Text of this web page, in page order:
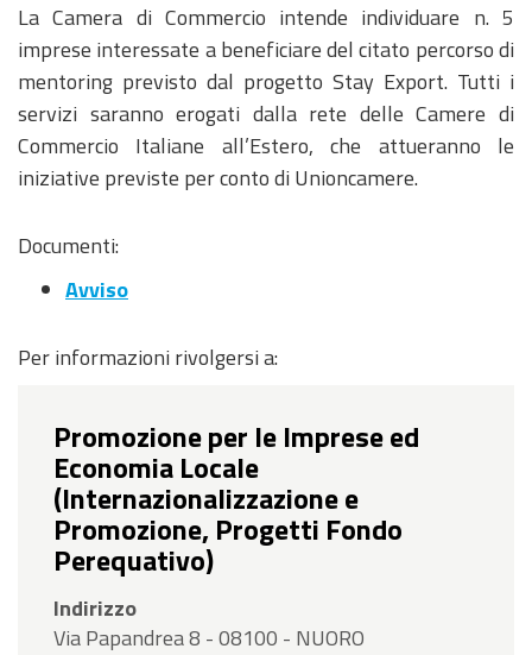
La Camera di Commercio intende individuare n. 5
imprese interessate a beneficiare del citato percorso di
mentoring previsto dal progetto Stay Export. Tutti i
servizi saranno erogati dalla rete delle Camere di
Commercio Italiane all’Estero, che attueranno le
iniziative previste per conto di Unioncamere.
Documenti:
Avviso
Per informazioni rivolgersi a:
Promozione per le Imprese ed
Economia Locale
(Internazionalizzazione e
Promozione, Progetti Fondo
Perequativo)
Indirizzo
Via Papandrea 8 - 08100 - NUORO